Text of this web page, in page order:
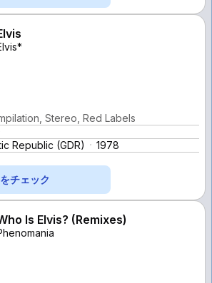
Stereo, Red Labels
Republic (GDR)
1978
チェック
Is Elvis? (Remixes)